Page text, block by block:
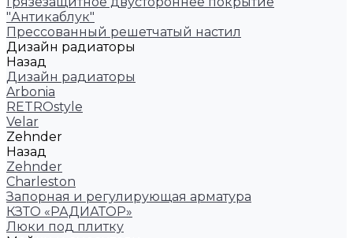
"Антикаблук"
Прессованный решетчатый настил
Дизайн радиаторы
Назад
Дизайн радиаторы
Arbonia
RETROstyle
Velar
Zehnder
Назад
Zehnder
Charleston
Запорная и регулирующая арматура
КЗТО «РАДИАТОР»
Люки под плитку